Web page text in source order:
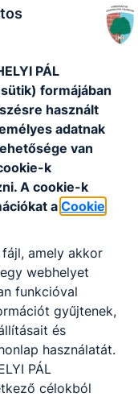
PÁL
formájában
használt
adatnak
van
k
A cookie-k
aCookie
amely akkor
webhelyet
funkcióval
gyűjtenek,
és
használatát.
PÁL
célokból